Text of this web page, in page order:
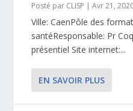
Posté par CLISP |Avr 21,
Ville: CaenPôle des
santéResponsable: Pr
présentiel Site internet:...
EN SAVOIR PLUS